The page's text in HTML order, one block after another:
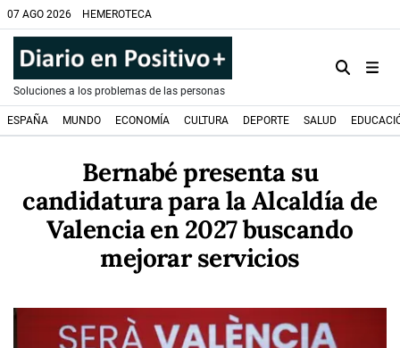
07 AGO 2026 HEMEROTECA
Soluciones a los problemas de las personas
ESPAÑA MUNDO ECONOMÍA CULTURA DEPORTE SALUD
Bernabé presenta su
candidatura para la Alcaldía de
Valencia en 2027 buscando
mejorar servicios